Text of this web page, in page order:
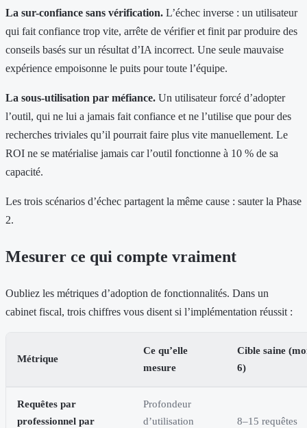
La sur-confiance sans vérification. L’échec inverse : un utilisateur
qui fait confiance trop vite, arrête de vérifier et finit par produire des
conseils basés sur un résultat d’IA incorrect. Une seule mauvaise
expérience empoisonne le puits pour toute l’équipe.
La sous-utilisation par méfiance. Un utilisateur forcé d’adopter
l’outil, qui ne lui a jamais fait confiance et ne l’utilise que pour des
recherches triviales qu’il pourrait faire plus vite manuellement. Le
ROI ne se matérialise jamais car l’outil fonctionne à 10 % de sa
capacité.
Les trois scénarios d’échec partagent la même cause : sauter la Phase
2.
Mesurer ce qui compte vraiment
Oubliez les métriques d’adoption de fonctionnalités. Dans un
cabinet fiscal, trois chiffres vous disent si l’implémentation réussit :
Métrique
Ce qu’elle
mesure
Cible saine
6)
Requêtes par
professionnel par
Profondeur
d’utilisation
8–15 requêtes